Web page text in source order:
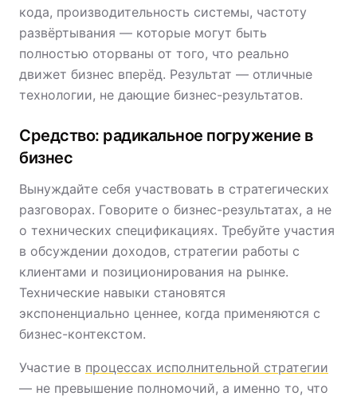
кода, производительность системы, частоту
развёртывания — которые могут быть
полностью оторваны от того, что реально
движет бизнес вперёд. Результат — отличные
технологии, не дающие бизнес-результатов.
Средство: радикальное погружение в
бизнес
Вынуждайте себя участвовать в стратегических
разговорах. Говорите о бизнес-результатах, а не
о технических спецификациях. Требуйте участия
в обсуждении доходов, стратегии работы с
клиентами и позиционирования на рынке.
Технические навыки становятся
экспоненциально ценнее, когда применяются с
бизнес-контекстом.
Участие в процессах исполнительной стратегии
— не превышение полномочий, а именно то, что